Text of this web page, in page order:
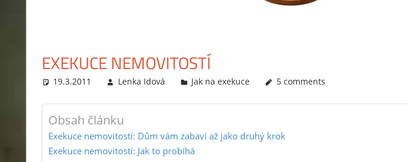
bankovní
účet?
zbavit
dluhů
EXEKUCE NEMOVITOSTÍ
19.3.2011 Lenka Idová Jak na exekuce 5 comments
Obsah článku
Exekuce nemovitostí: Dům vám zabaví až jako druhý krok
Exekuce nemovitostí: Jak to probíhá